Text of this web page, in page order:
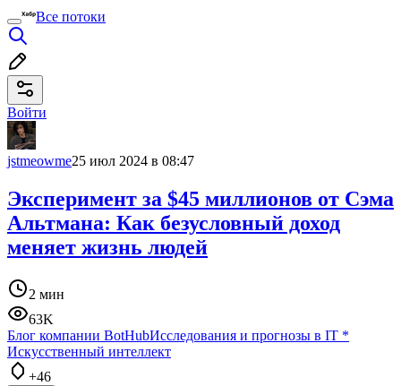
Все потоки
Войти
jstmeowme25 июл 2024 в 08:47
Эксперимент за $45 миллионов от Сэма
Альтмана: Как безусловный доход
меняет жизнь людей
2 мин
63K
Блог компании BotHubИсследования и прогнозы в IT *
Искусственный интеллект
+46